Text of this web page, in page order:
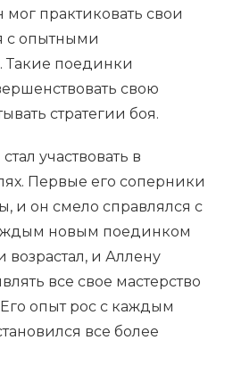
мог практиковать свои
с опытными
Такие поединки
свою
стратегии боя.
участвовать в
Первые его соперники
и он смело справлялся с
новым поединком
возрастал, и Аллену
все свое мастерство
опыт рос с каждым
все более